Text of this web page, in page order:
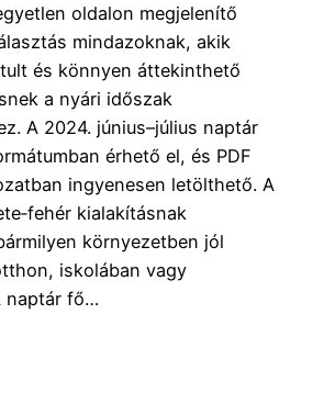
oldalon megjelenítő
mindazoknak, akik
és könnyen áttekinthető
a nyári időszak
A 2024. június–július naptár
érhető el, és PDF
ingyenesen letölthető. A
kialakításnak
környezetben jól
iskolában vagy
naptár fő…